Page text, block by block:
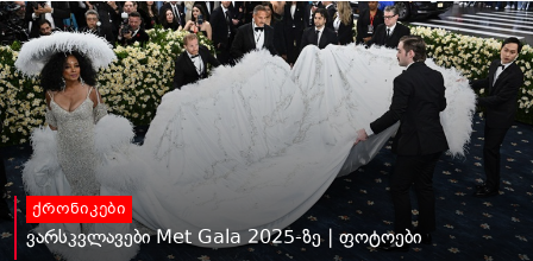
ქრონიკები
ვარსკვლავები Met Gala 2025-ზე | ფოტოები